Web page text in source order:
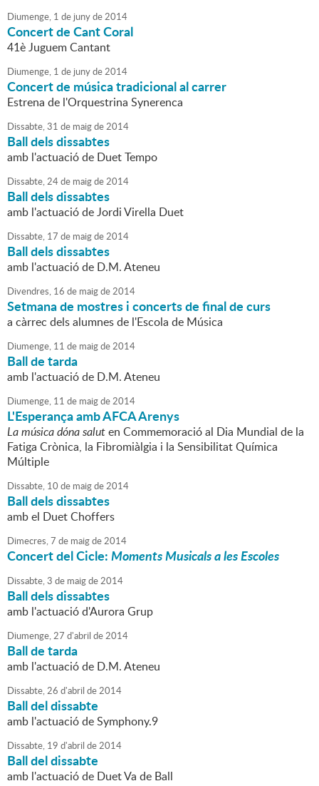
Diumenge, 1 de junyde2014
Concert de Cant Coral
41è Juguem Cantant
Diumenge, 1 de junyde2014
Concert de música tradicional al carrer
Estrena de l'Orquestrina Synerenca
Dissabte,31 de maigde2014
Ball dels dissabtes
amb l'actuació de Duet Tempo
Dissabte,24de maigde2014
Ball dels dissabtes
amb l'actuació de Jordi Virella Duet
Dissabte, 17 de maigde2014
Ball dels dissabtes
amb l'actuació de D.M. Ateneu
Divendres, 16 de maigde2014
Setmana de mostres i concerts de final de curs
a càrrec dels alumnes de l'Escola de Música
Diumenge, 11 de maigde2014
Ball de tarda
amb l'actuació de D.M. Ateneu
Diumenge, 11 de maigde2014
L'Esperança amb AFCA Arenys
La música dóna saluten Commemoració al Dia Mundial de la
Fatiga Crònica, la Fibromiàlgia i la Sensibilitat Química
Múltiple
Dissabte, 10 de maigde2014
Ball dels dissabtes
amb el Duet Choffers
Dimecres,7 de maigde2014
Concert del Cicle:Moments Musicals a les Escoles
Dissabte,3 de maigde2014
Ball dels dissabtes
amb l'actuació d'Aurora Grup
Diumenge,27 d'abril de2014
Ball de tarda
amb l'actuació de D.M. Ateneu
Dissabte,26 d'abril de2014
Ball del dissabte
amb l'actuació de Symphony.9
Dissabte, 19 d'abril de2014
Ball del dissabte
amb l'actuació de Duet Va de Ball